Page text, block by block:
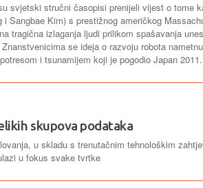
svjetski stručni časopisi prenijeli vijest o tome
i Sangbae Kim) s prestižnog američkog
tragična izlaganja ljudi prilikom spašavanja
se ideja o razvoju robota
i tsunamijem koji je pogodio Japan
skupova podataka
u skladu s trenutačnim tehnološkim
u fokus svake tvrtke